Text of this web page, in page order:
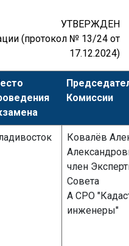
УТВЕРЖДЕН
(протокол № 13/24 от
17.12.2024)
Комиссии
Ковалёв
член
Совета
А СРО
инженеры"